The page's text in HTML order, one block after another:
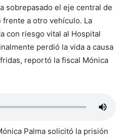
sobrepasado el eje central de
frente a otro vehículo. La
con riesgo vital al Hospital
perdió la vida a causa
reportó la fiscal Mónica
Palma solicitó la prisión